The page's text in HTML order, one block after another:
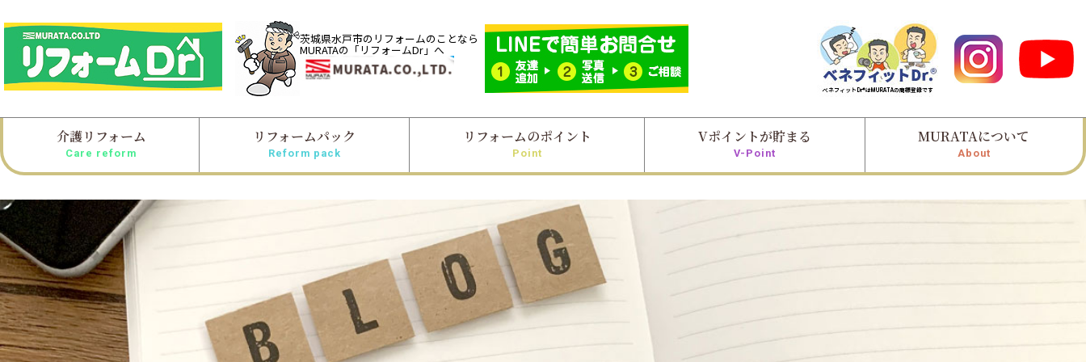
茨城県水戸市のリフォームのことなら
MURATAの「リフォームDr」へ
介護リフォーム
Care reform
リフォームパック
Reform pack
リフォームのポイント
Point
Vポイントが貯まる
V-Point
MURATAについて
About